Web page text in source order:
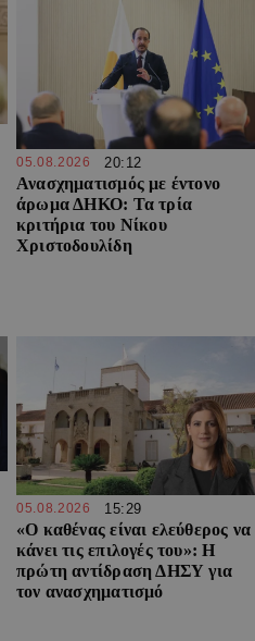
05.08.2026 20:12
Ανασχηματισμός με έντονο
άρωμα ΔΗΚΟ: Τα τρία
κριτήρια του Νίκου
Χριστοδουλίδη
05.08.2026 15:29
«Ο καθένας είναι ελεύθερος να
κάνει τις επιλογές του»: Η
πρώτη αντίδραση ΔΗΣΥ για
τον ανασχηματισμό